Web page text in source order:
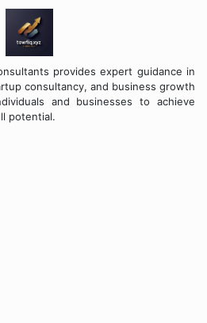
provides expert guidance in
consultancy, and business growth
and businesses to achieve
potential.